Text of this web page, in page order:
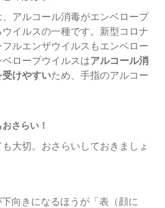
アルコール消毒がエンベロープ
ウイルスの一種です。新型コロナ
ルエンザウイルスもエンベロー
ロープウイルスはアルコール消
けやすいため、手指のアルコー
さらい！
大切。おさらいしておきましょ
向きになるほうが「表（顔に